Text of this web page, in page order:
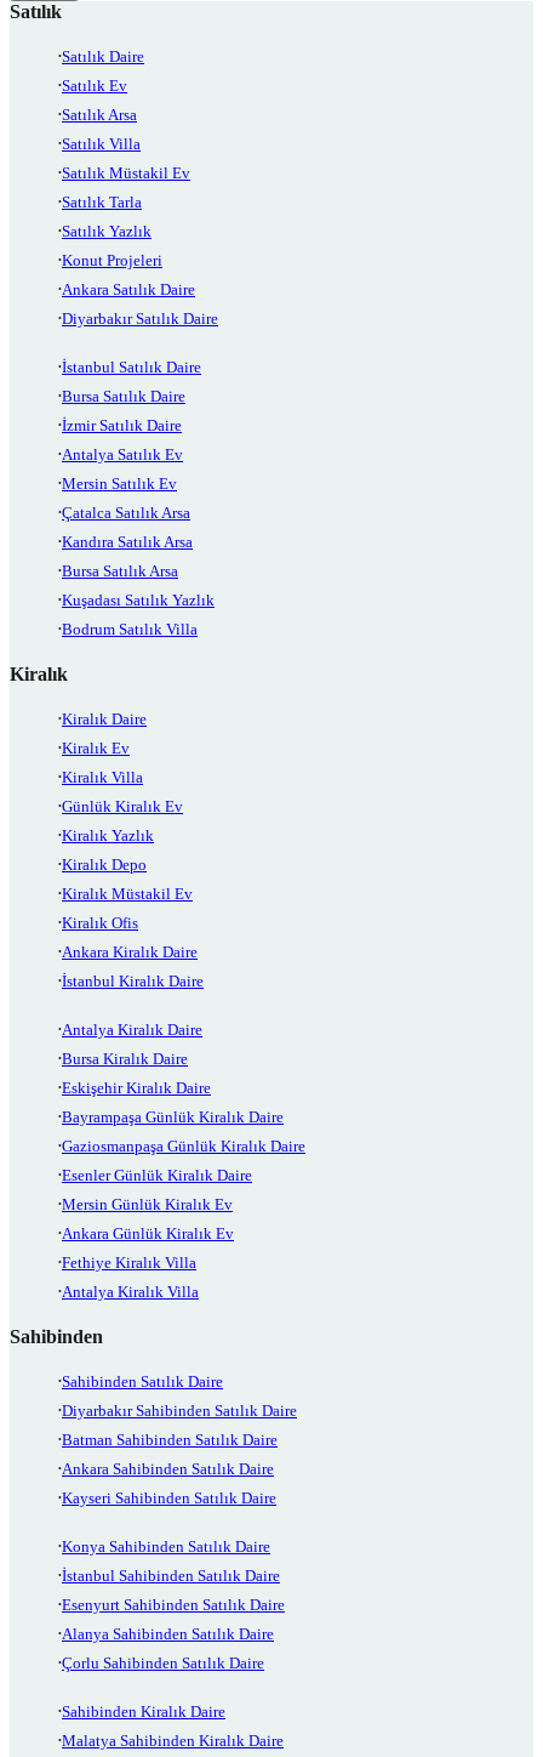
Satılık
Satılık Daire
Satılık Ev
Satılık Arsa
Satılık Villa
Satılık Müstakil Ev
Satılık Tarla
Satılık Yazlık
Konut Projeleri
Ankara Satılık Daire
Diyarbakır Satılık Daire
İstanbul Satılık Daire
Bursa Satılık Daire
İzmir Satılık Daire
Antalya Satılık Ev
Mersin Satılık Ev
Çatalca Satılık Arsa
Kandıra Satılık Arsa
Bursa Satılık Arsa
Kuşadası Satılık Yazlık
Bodrum Satılık Villa
Kiralık
Kiralık Daire
Kiralık Ev
Kiralık Villa
Günlük Kiralık Ev
Kiralık Yazlık
Kiralık Depo
Kiralık Müstakil Ev
Kiralık Ofis
Ankara Kiralık Daire
İstanbul Kiralık Daire
Antalya Kiralık Daire
Bursa Kiralık Daire
Eskişehir Kiralık Daire
Bayrampaşa Günlük Kiralık Daire
Gaziosmanpaşa Günlük Kiralık Daire
Esenler Günlük Kiralık Daire
Mersin Günlük Kiralık Ev
Ankara Günlük Kiralık Ev
Fethiye Kiralık Villa
Antalya Kiralık Villa
Sahibinden
Sahibinden Satılık Daire
Diyarbakır Sahibinden Satılık Daire
Batman Sahibinden Satılık Daire
Ankara Sahibinden Satılık Daire
Kayseri Sahibinden Satılık Daire
Konya Sahibinden Satılık Daire
İstanbul Sahibinden Satılık Daire
Esenyurt Sahibinden Satılık Daire
Alanya Sahibinden Satılık Daire
Çorlu Sahibinden Satılık Daire
Sahibinden Kiralık Daire
Malatya Sahibinden Kiralık Daire